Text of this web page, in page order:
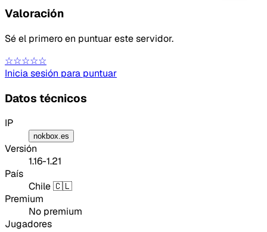
Valoración
Sé el primero en puntuar este servidor.
☆☆☆☆☆
Inicia sesión para puntuar
Datos técnicos
IP
nokbox.es
Versión
1.16-1.21
País
Chile 🇨🇱
Premium
No premium
Jugadores